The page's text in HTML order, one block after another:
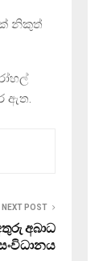
නිකුත්
ඇත.
NEXT POST
අබාධ